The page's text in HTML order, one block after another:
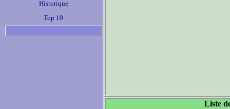
Historique
Top 10
Liste